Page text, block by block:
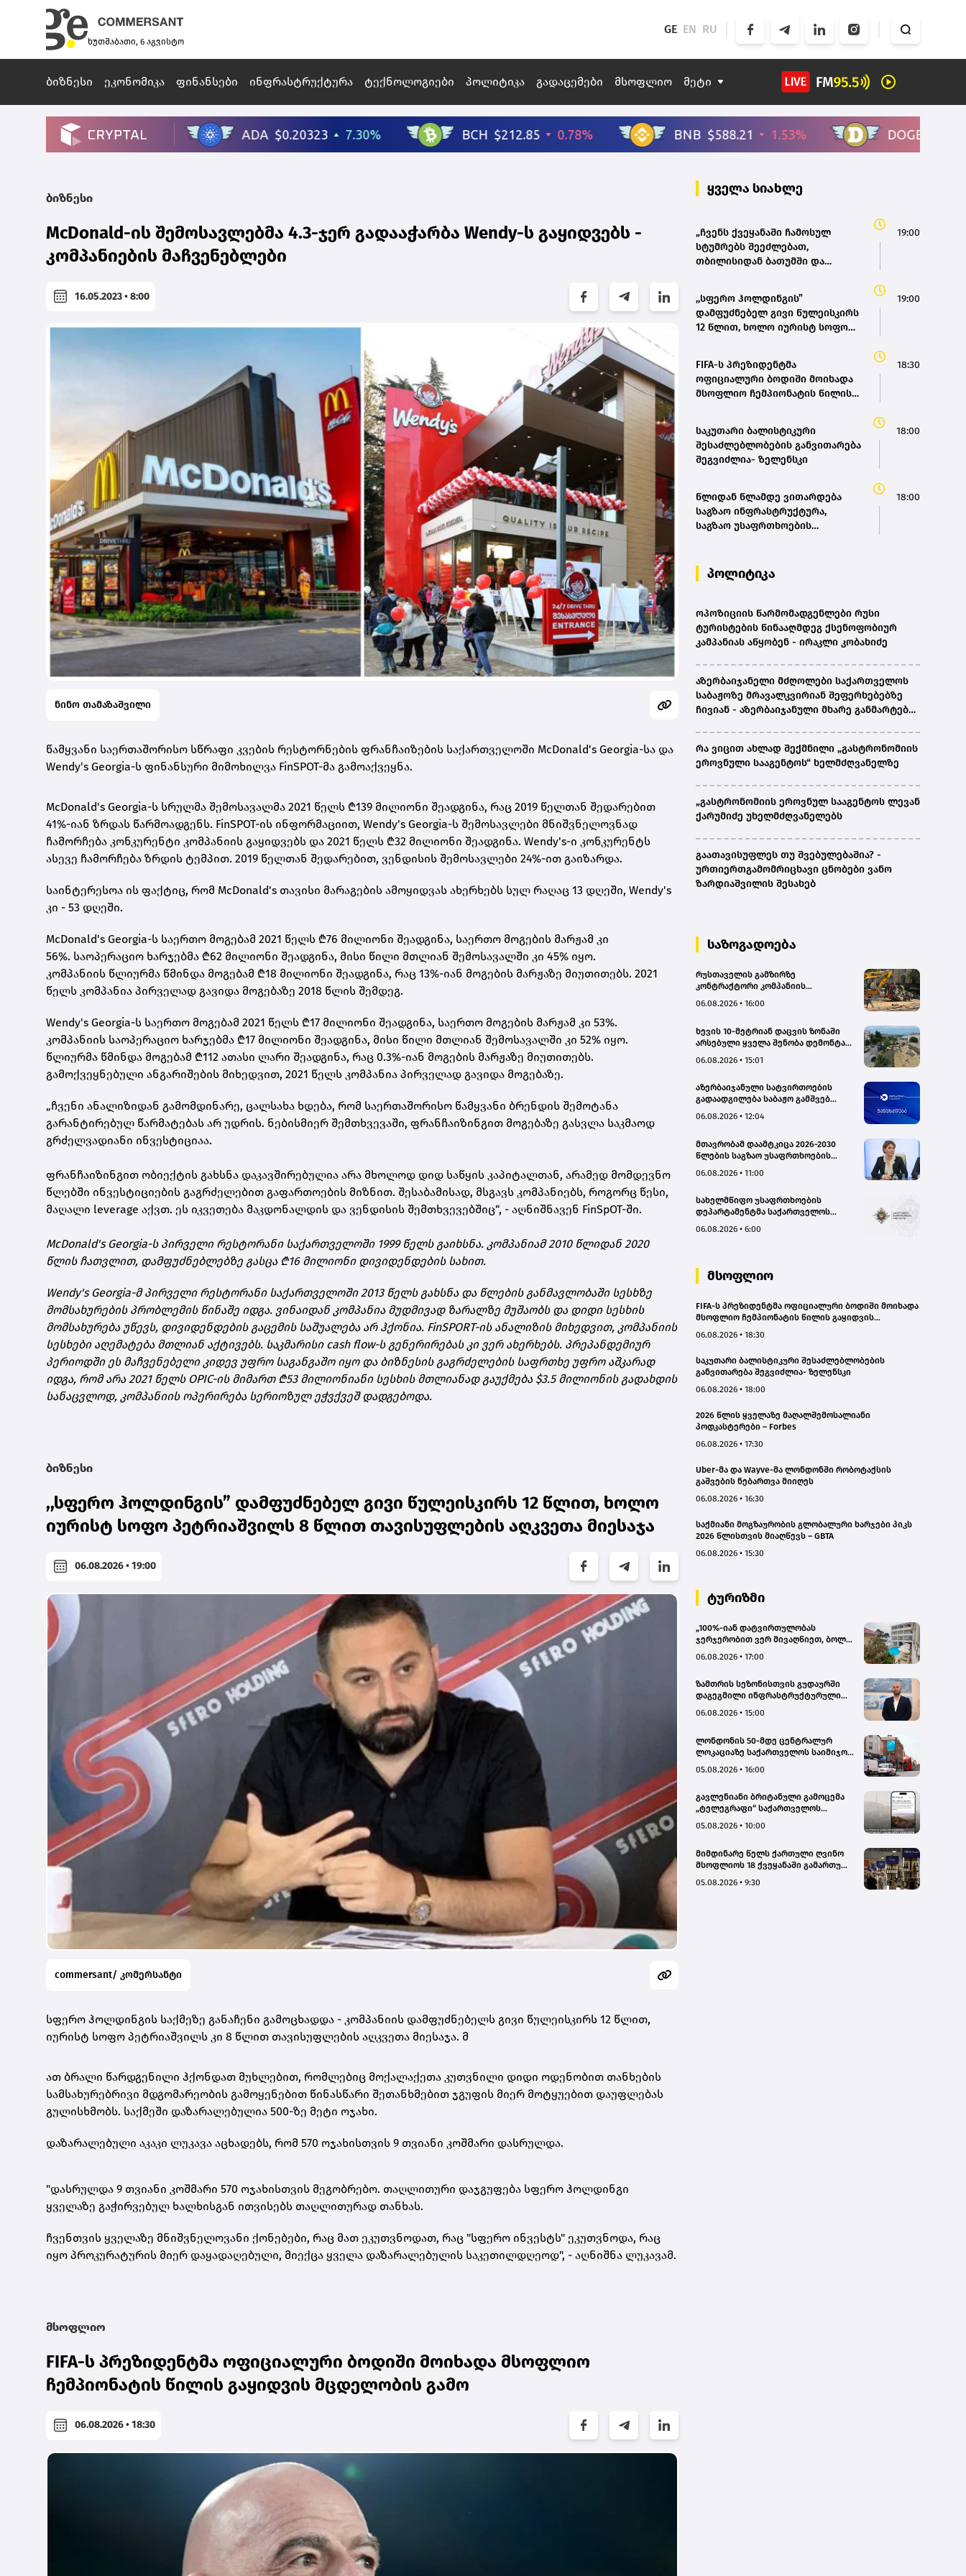
ხუთშაბათი, 6 აგვისტო
GE EN RU
ბიზნესი ეკონომიკა ფინანსები ინფრასტრუქტურა ტექნოლოგიები პოლიტიკა გადაცემები მსოფლიო მეტი
ბიზნესი
McDonald-ის შემოსავლებმა 4.3-ჯერ გადააჭარბა Wendy-ს გაყიდვებს -
კომპანიების მაჩვენებლები
16.05.2023 • 8:00
ნინო თამაზაშვილი
წამყვანი საერთაშორისო სწრაფი კვების რესტორნების ფრანჩაიზების საქართველოში McDonald's Georgia-სა და
Wendy's Georgia-ს ფინანსური მიმოხილვა FinSPOT-მა გამოაქვეყნა.
McDonald's Georgia-ს სრულმა შემოსავალმა 2021 წელს ₾139 მილიონი შეადგინა, რაც 2019 წელთან შედარებით
41%-იან ზრდას წარმოადგენს. FinSPOT-ის ინფორმაციით, Wendy's Georgia-ს შემოსავლები მნიშვნელოვნად
ჩამორჩება კონკურენტი კომპანიის გაყიდვებს და 2021 წელს ₾32 მილიონი შეადგინა. Wendy's-ი კონკურენტს
ასევე ჩამორჩება ზრდის ტემპით. 2019 წელთან შედარებით, ვენდისის შემოსავლები 24%-ით გაიზარდა.
საინტერესოა ის ფაქტიც, რომ McDonald's თავისი მარაგების ამოყიდვას ახერხებს სულ რაღაც 13 დღეში, Wendy's
კი - 53 დღეში.
McDonald's Georgia-ს საერთო მოგებამ 2021 წელს ₾76 მილიონი შეადგინა, საერთო მოგების მარჟამ კი
56%. საოპერაციო ხარჯებმა ₾62 მილიონი შეადგინა, მისი წილი მთლიან შემოსავალში კი 45% იყო.
კომპანიის წლიურმა წმინდა მოგებამ ₾18 მილიონი შეადგინა, რაც 13%-იან მოგების მარჟაზე მიუთითებს. 2021
წელს კომპანია პირველად გავიდა მოგებაზე 2018 წლის შემდეგ.
Wendy's Georgia-ს საერთო მოგებამ 2021 წელს ₾17 მილიონი შეადგინა, საერთო მოგების მარჟამ კი 53%.
კომპანიის საოპერაციო ხარჯებმა ₾17 მილიონი შეადგინა, მისი წილი მთლიან შემოსავალში კი 52% იყო.
წლიურმა წმინდა მოგებამ ₾112 ათასი ლარი შეადგინა, რაც 0.3%-იან მოგების მარჟაზე მიუთითებს.
გამოქვეყნებული ანგარიშების მიხედვით, 2021 წელს კომპანია პირველად გავიდა მოგებაზე.
„ჩვენი ანალიზიდან გამომდინარე, ცალსახა ხდება, რომ საერთაშორისო წამყვანი ბრენდის შემოტანა
გარანტირებულ წარმატებას არ უდრის. ნებისმიერ შემთხვევაში, ფრანჩაიზინგით მოგებაზე გასვლა საკმაოდ
გრძელვადიანი ინვესტიციაა.
ფრანჩაიზინგით ობიექტის გახსნა დაკავშირებულია არა მხოლოდ დიდ საწყის კაპიტალთან, არამედ მომდევნო
წლებში ინვესტიციების გაგრძელებით გაფართოების მიზნით. შესაბამისად, მსგავს კომპანიებს, როგორც წესი,
მაღალი leverage აქვთ. ეს იკვეთება მაკდონალდის და ვენდისის შემთხვევებშიც“, - აღნიშნავენ FinSpOT-ში.
McDonald's Georgia-ს პირველი რესტორანი საქართველოში 1999 წელს გაიხსნა. კომპანიამ 2010 წლიდან 2020
წლის ჩათვლით, დამფუძნებლებზე გასცა ₾16 მილიონი დივიდენდების სახით.
Wendy's Georgia-მ პირველი რესტორანი საქართველოში 2013 წელს გახსნა და წლების განმავლობაში სესხზე
მომსახურების პრობლემის წინაშე იდგა. ვინაიდან კომპანია მუდმივად ზარალზე მუშაობს და დიდი სესხის
მომსახურება უწევს, დივიდენდების გაცემის საშუალება არ ჰქონია. FinSPORT-ის ანალიზის მიხედვით, კომპანიის
სესხები აღემატება მთლიან აქტივებს. საკმარისი cash flow-ს გენერირებას კი ვერ ახერხებს. პრეპანდემიურ
პერიოდში ეს მაჩვენებელი კიდევ უფრო საგანგაშო იყო და ბიზნესის გაგრძელების საფრთხე უფრო აშკარად
იდგა, რომ არა 2021 წელს OPIC-ის მიმართ ₾53 მილიონიანი სესხის მთლიანად გაუქმება $3.5 მილიონის გადახდის
სანაცვლოდ, კომპანიის ოპერირება სერიოზულ ეჭვქვეშ დადგებოდა.
ბიზნესი
,,სფერო ჰოლდინგის” დამფუძნებელ გივი წულეისკირს 12 წლით, ხოლო
იურისტ სოფო პეტრიაშვილს 8 წლით თავისუფლების აღკვეთა მიესაჯა
06.08.2026 • 19:00
commersant/ კომერსანტი
სფერო ჰოლდინგის საქმეზე განაჩენი გამოცხადდა - კომპანიის დამფუძნებელს გივი წულეისკირს 12 წლით,
იურისტ სოფო პეტრიაშვილს კი 8 წლით თავისუფლების აღკვეთა მიესაჯა. მ
ათ ბრალი წარდგენილი ჰქონდათ მუხლებით, რომლებიც მოქალაქეთა კუთვნილი დიდი ოდენობით თანხების
სამსახურებრივი მდგომარეობის გამოყენებით წინასწარი შეთანხმებით ჯგუფის მიერ მოტყუებით დაუფლებას
გულისხმობს. საქმეში დაზარალებულია 500-ზე მეტი ოჯახი.
დაზარალებული აკაკი ლუკავა აცხადებს, რომ 570 ოჯახისთვის 9 თვიანი კოშმარი დასრულდა.
"დასრულდა 9 თვიანი კოშმარი 570 ოჯახისთვის მეგობრებო. თაღლითური დაჯგუფება სფერო ჰოლდინგი
ყველაზე გაჭირვებულ ხალხისგან ითვისებს თაღლითურად თანხას.
ჩვენთვის ყველაზე მნიშვნელოვანი ქონებები, რაც მათ ეკუთვნოდათ, რაც "სფერო ინვესტს" ეკუთვნოდა, რაც
იყო პროკურატურის მიერ დაყადაღებული, მიექცა ყველა დაზარალებულის საკეთილდღეოდ", - აღნიშნა ლუკავამ.
მსოფლიო
FIFA-ს პრეზიდენტმა ოფიციალური ბოდიში მოიხადა მსოფლიო
ჩემპიონატის წილის გაყიდვის მცდელობის გამო
06.08.2026 • 18:30
ყველა სიახლე
„ჩვენს ქვეყანაში ჩამოსულ
სტუმრებს შეეძლებათ,
თბილისიდან ბათუმში და
შეუწყობს შიდა ტურიზმს,
საერთაშორისო ტურიზმს, ასევე
შიდა მობილობის გაუმჯობესებას
ქვრივიშვილი
19:00
,,სფერო ჰოლდინგის”
დამფუძნებელ გივი წულეისკირს
12 წლით, ხოლო იურისტ სოფო
19:00
FIFA-ს პრეზიდენტმა
ოფიციალური ბოდიში მოიხადა
მსოფლიო ჩემპიონატის წილის
18:30
საკუთარი ბალისტიკური
შესაძლებლობების განვითარება
შეგვიძლია- ზელენსკი
18:00
წლიდან წლამდე ვითარდება
საგზაო ინფრასტრუქტურა,
საგზაო უსაფრთხოების
ავამაღლოთ უსაფრთხოების
ხარისხი საქართველოს გზებზე,
მიდგომა - ირაკლი კობახიძე
18:00
პოლიტიკა
ოპოზიციის წარმომადგენლები რუსი
ტურისტების წინააღმდეგ ქსენოფობიურ
კამპანიას აწყობენ - ირაკლი კობახიძე
აზერბაიჯანელი მძღოლები საქართველოს
საბაჟოზე მრავალკვირიან შეფერხებებზე
ჩივიან - აზერბაიჯანული მხარე განმარტებას
რა ვიცით ახლად შექმნილი „გასტრონომიის
ეროვნული სააგენტოს“ ხელმძღვანელზე
„გასტრონომიის ეროვნულ სააგენტოს ლევან
ქარუმიძე უხელმძღვანელებს
გაათავისუფლეს თუ შვებულებაშია? -
ურთიერთგამომრიცხავი ცნობები ვანო
ზარდიაშვილის შესახებ
საზოგადოება
რუსთაველის გამზირზე
კონტრაქტორი კომპანიის
ახლოს იმოძრავა, რამაც ნიადაგის
გამოიწვია, გადაბრუნდა
ავტომანქანა - თვითმცლელში
იმყოფებოდა მცირეწლოვანი ბავშვი
06.08.2026 • 16:00
ხევის 10-მეტრიან დაცვის ზონაში
არსებული ყველა შენობა დემონტაჟს
06.08.2026 • 15:01
აზერბაიჯანული სატვირთოების
გადაადგილება საბაჟო გამშვებ
მიმდინარეობს- შემოსავლების
06.08.2026 • 12:04
მთავრობამ დაამტკიცა 2026-2030
წლების საგზაო უსაფრთხოების
სამოქმედო გეგმა – თამარ
06.08.2026 • 11:00
სახელმწიფო უსაფრთხოების
დეპარტამენტმა საქართველოს
საზიანოდ საბოტაჟის მუხლით
06.08.2026 • 6:00
მსოფლიო
FIFA-ს პრეზიდენტმა ოფიციალური ბოდიში მოიხადა
მსოფლიო ჩემპიონატის წილის გაყიდვის
06.08.2026 • 18:30
საკუთარი ბალისტიკური შესაძლებლობების
განვითარება შეგვიძლია- ზელენსკი
06.08.2026 • 18:00
2026 წლის ყველაზე მაღალშემოსალიანი
პოდკასტერები – Forbes
06.08.2026 • 17:30
Uber-მა და Wayve-მა ლონდონში რობოტაქსის
გაშვების ნებართვა მიიღეს
06.08.2026 • 16:30
საქმიანი მოგზაურობის გლობალური ხარჯები პიკს
2026 წლისთვის მიაღწევს – GBTA
06.08.2026 • 15:30
ტურიზმი
„100%-იან დატვირთულობას
ჯერჯერობით ვერ მივაღწიეთ, ბოლო
გაუქმდა“ - Kobuleti Beach Club
06.08.2026 • 17:00
ზამთრის სეზონისთვის გუდაურში
დაგეგმილი ინფრასტრუქტურული
გუდაურის ტურისტული
დარსალია
06.08.2026 • 15:00
ლონდონის 50-მდე ცენტრალურ
ლოკაციაზე საქართველოს საიმიჯო
05.08.2026 • 16:00
გავლენიანი ბრიტანული გამოცემა
„ტელეგრაფი“ საქართველოს
სტატიების ციკლს აქვეყნებს
05.08.2026 • 10:00
მიმდინარე წელს ქართული ღვინო
მსოფლიოს 18 ქვეყანაში გამართულ
წარმოდგენილი
05.08.2026 • 9:30